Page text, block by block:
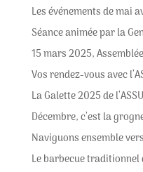
Les événements de mai
Séance animée par la
15 mars 2025,
Vos rendez-vous avec
La Galette 2025 de
Décembre, c’est la
Naviguons ensemble
Le barbecue traditionnel